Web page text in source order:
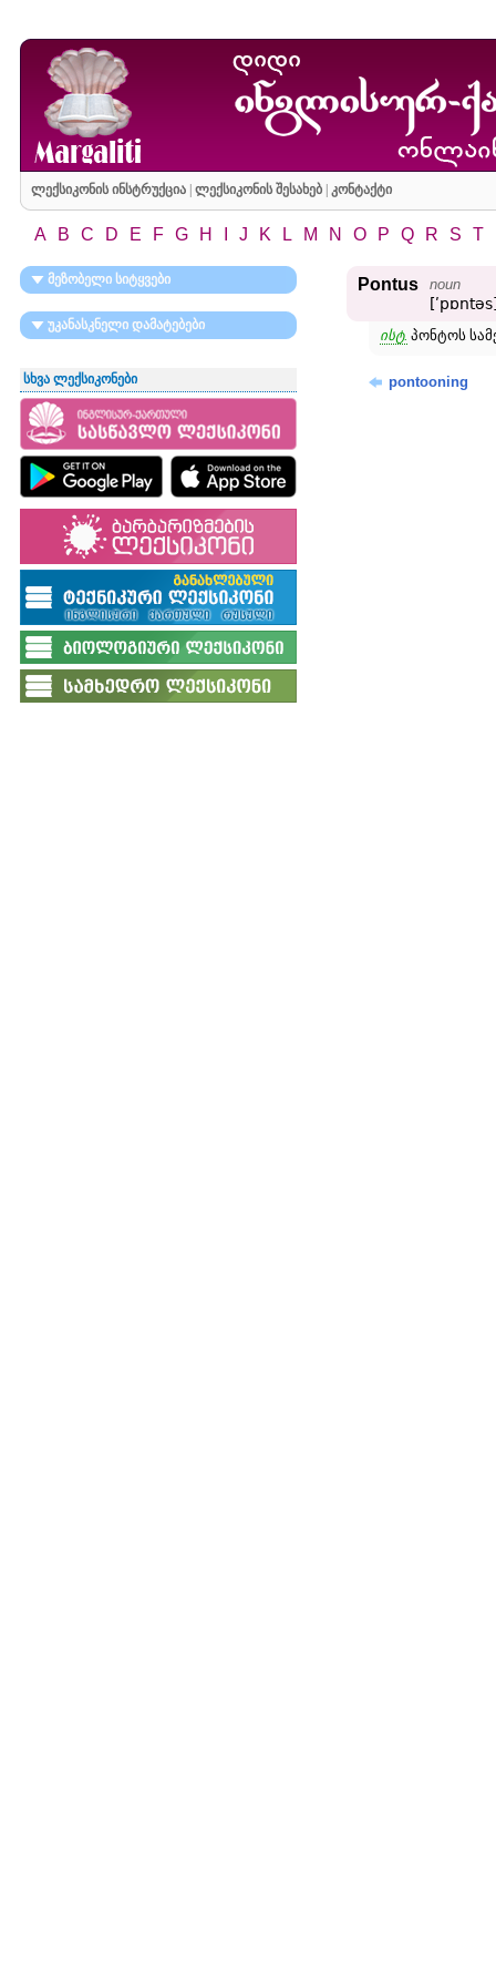
ლექსიკონის ინსტრუქცია| ლექსიკონის შესახებ| კონტაქტი
A B C D E F G H J K L M N O P Q R S T
მეზობელი სიტყვები
უკანასკნელი დამატებები
სხვა ლექსიკონები
Pontus noun
ისტ. პონტოს
pontooning